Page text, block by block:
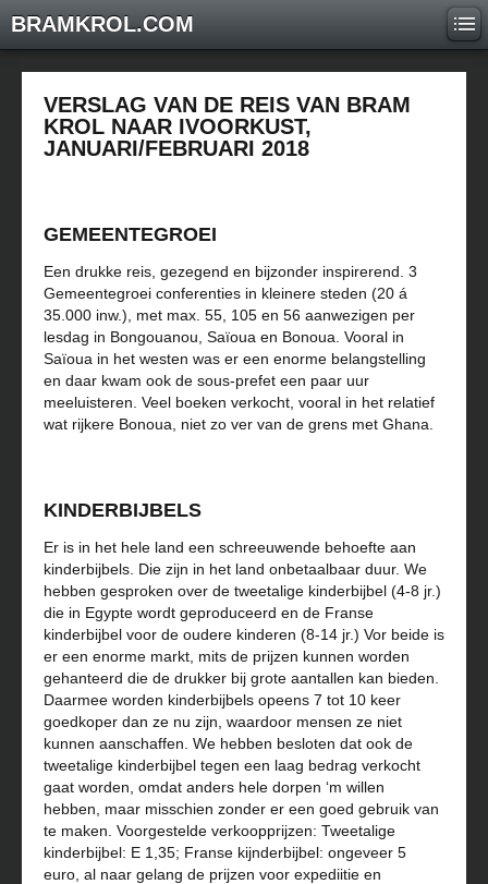
BRAMKROL.COM
VERSLAG VAN DE REIS VAN BRAM
KROL NAAR IVOORKUST,
JANUARI/FEBRUARI 2018
GEMEENTEGROEI
Een drukke reis, gezegend en bijzonder inspirerend. 3
Gemeentegroei conferenties in kleinere steden (20 á
35.000 inw.), met max. 55, 105 en 56 aanwezigen per
lesdag in Bongouanou, Saïoua en Bonoua. Vooral in
Saïoua in het westen was er een enorme belangstelling
en daar kwam ook de sous-prefet een paar uur
meeluisteren. Veel boeken verkocht, vooral in het relatief
wat rijkere Bonoua, niet zo ver van de grens met Ghana.
KINDERBIJBELS
Er is in het hele land een schreeuwende behoefte aan
kinderbijbels. Die zijn in het land onbetaalbaar duur. We
hebben gesproken over de tweetalige kinderbijbel (4-8 jr.)
die in Egypte wordt geproduceerd en de Franse
kinderbijbel voor de oudere kinderen (8-14 jr.) Vor beide is
er een enorme markt, mits de prijzen kunnen worden
gehanteerd die de drukker bij grote aantallen kan bieden.
Daarmee worden kinderbijbels opeens 7 tot 10 keer
goedkoper dan ze nu zijn, waardoor mensen ze niet
kunnen aanschaffen. We hebben besloten dat ook de
tweetalige kinderbijbel tegen een laag bedrag verkocht
gaat worden, omdat anders hele dorpen ‘m willen
hebben, maar misschien zonder er een goed gebruik van
te maken. Voorgestelde verkoopprijzen: Tweetalige
kinderbijbel: E 1,35; Franse kijnderbijbel: ongeveer 5
euro, al naar gelang de prijzen voor expediitie en